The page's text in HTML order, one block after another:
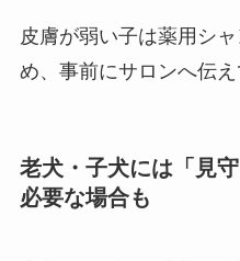
皮膚が弱い子は薬用シ
め、事前にサロンへ伝え
老犬・子犬には「見
必要な場合も